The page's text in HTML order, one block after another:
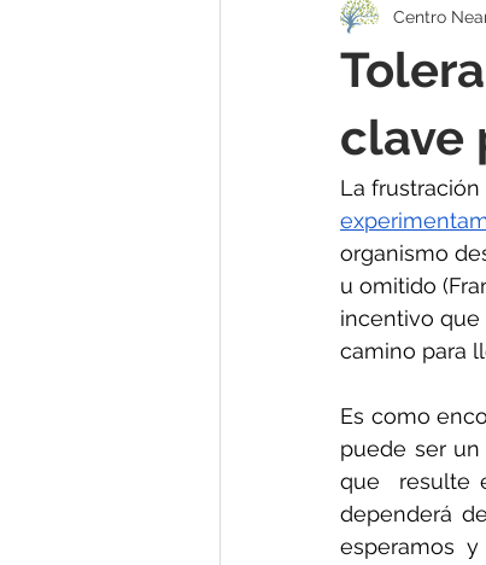
diálogo interno
clave
Centro
La
organismo
u omitido
incentivo
camino para
Es como
puede ser
que  resulte
dependerá
esperamos